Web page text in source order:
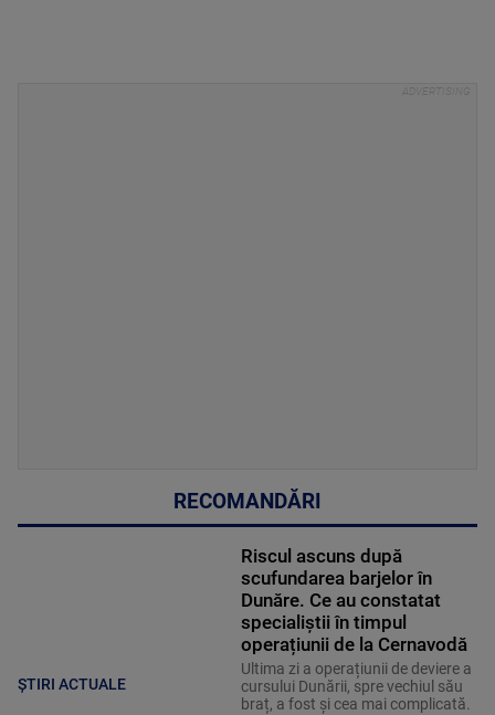
RECOMANDĂRI
ȘTIRI ACTUALE
Riscul ascuns după
scufundarea barjelor în
Dunăre. Ce au constatat
specialiștii în timpul
operațiunii de la Cernavodă
Ultima zi a operațiunii de deviere a
cursului Dunării, spre vechiul său
braț, a fost și cea mai complicată.